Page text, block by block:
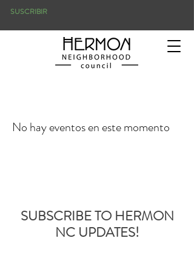
SUSCRIBIR
No hay eventos en este momento
SUBSCRIBE TO HERMON
NC UPDATES!